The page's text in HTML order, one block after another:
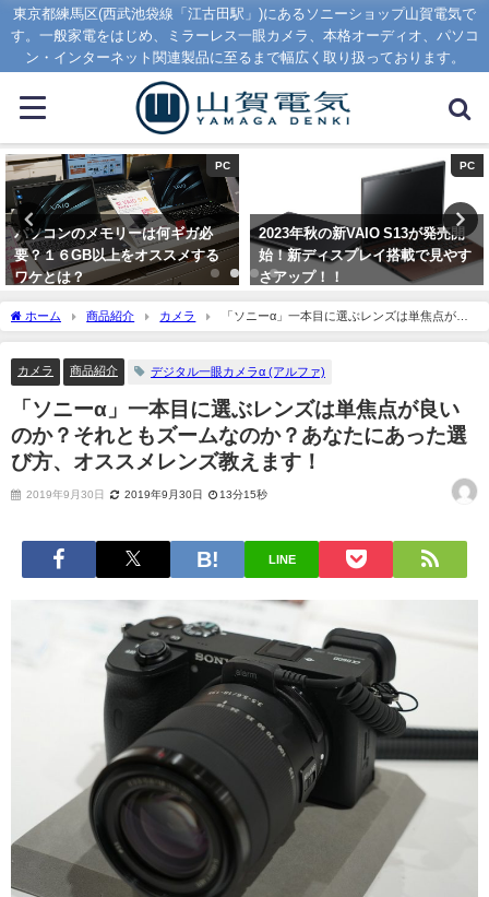
東京都練馬区(西武池袋線「江古田駅」)にあるソニーショップ山賀電気で
す。一般家電をはじめ、ミラーレス一眼カメラ、本格オーディオ、パソコ
ン・インターネット関連製品に至るまで幅広く取り扱っております。
PC
2023年秋の新VAIO S13が発売開
始！新ディスプレイ搭載で見やす
さアップ！！
オーディオ
【大人気】予約殺到のWF-
1000XM5とWF-1000XM4の大き
さ比較
ホーム 商品紹介 カメラ
「ソニーα」一本目に選ぶレンズは単焦点が良
いのか？それともズームなのか？あなたにあった選び方、オススメレンズ教えます！
カメラ 商品紹介 デジタル一眼カメラα (アルファ)
「ソニーα」一本目に選ぶレンズは単焦点が良い
のか？それともズームなのか？あなたにあった選
び方、オススメレンズ教えます！
2019年9月30日 2019年9月30日 13分15秒
LINE